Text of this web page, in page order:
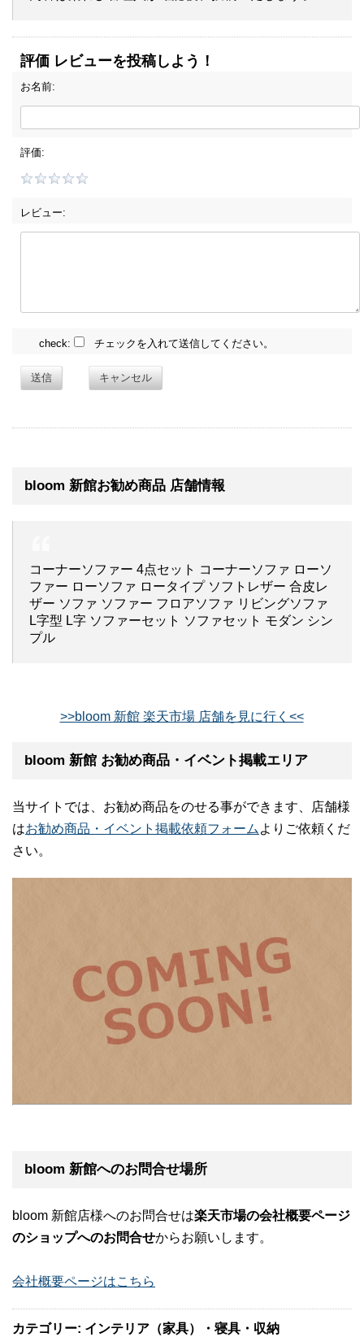
評価 レビューを投稿しよう！
お名前:
評価:
レビュー:
check: チェックを入れて送信してください。
送信 キャンセル
bloom 新館お勧め商品 店舗情報
コーナーソファー 4点セット コーナーソファ ローソ
ファー ローソファ ロータイプ ソフトレザー 合皮レ
ザー ソファ ソファー フロアソファ リビングソファ
L字型 L字 ソファーセット ソファセット モダン シン
プル
>>bloom 新館 楽天市場 店舗を見に行く<<
bloom 新館 お勧め商品・イベント掲載エリア
当サイトでは、お勧め商品をのせる事ができます、店舗様
はお勧め商品・イベント掲載依頼フォーム よりご依頼くだ
さい。
bloom 新館へのお問合せ場所
bloom 新館店様へのお問合せは楽天市場の会社概要ページ
のショップへのお問合せからお願いします。
会社概要ページはこちら
カテゴリー: インテリア（家具）・寝具・収納